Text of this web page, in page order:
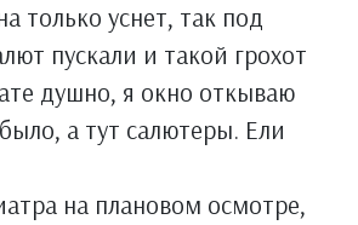
только уснет, так под
пускали и такой грохот
душно, я окно откываю
а тут салютеры. Ели
на плановом осмотре,